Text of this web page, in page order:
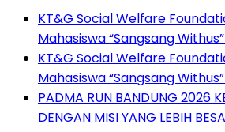
KT&G Social Welfare
Mahasiswa “Sangsang
KT&G Social Welfare
Mahasiswa “Sangsang
PADMA RUN BANDUNG 2026
DENGAN MISI YANG LEBIH